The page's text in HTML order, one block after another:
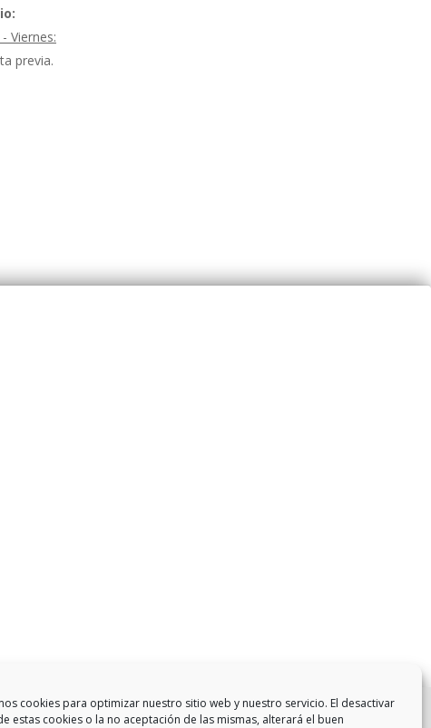
cookies para optimizar nuestro sitio web y nuestro servicio. El desactivar
estas cookies o la no aceptación de las mismas, alterará el buen
Viernes:
previa.